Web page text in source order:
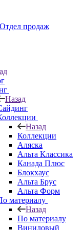
Отдел продаж
Назад
Назад
Коллекции
Аляска
Альта Классика
Канада Плюс
Блокхаус
Альта Брус
Альта Форм
материалу
Назад
По материалу
Виниловый